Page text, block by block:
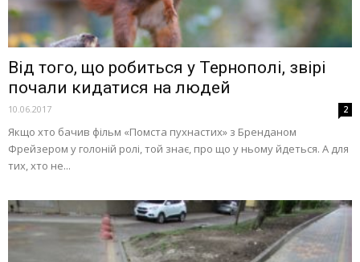
Від того, що робиться у Тернополі, звірі
почали кидатися на людей
10.06.2017 2
Якщо хто бачив фільм «Помста пухнастих» з Бренданом
Фрейзером у голоній ролі, той знає, про що у ньому йдеться. А для
тих, хто не...